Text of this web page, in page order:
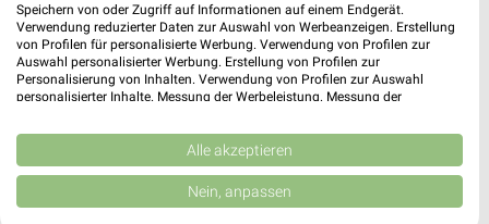
213,15 km • Angebote: 2 Prospekte
❯
EURONICS Kohlhase Hötensleben
Barneberger Straße 3
geschlossen
167,82 km • Angebote: 1 Prospekt
Speichern von oder Zugriff auf Informationen auf einem Endgerät.
Verwendung reduzierter Daten zur Auswahl von Werbeanzeigen. Erstellung
von Profilen für personalisierte Werbung. Verwendung von Profilen zur
Auswahl personalisierter Werbung. Erstellung von Profilen zur
Personalisierung von Inhalten. Verwendung von Profilen zur Auswahl
personalisierter Inhalte. Messung der Werbeleistung. Messung der
Kombinationen von Daten aus verschiedenen Quellen. Entwicklung und
Verbesserung der Angebote. Verwendung reduzierter Daten zur Auswahl
von Inhalten.
Daten können außerhalb der Europäischen Union weitergegeben und in die
Alle akzeptieren
Nein, anpassen